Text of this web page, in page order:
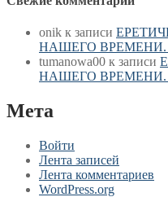
onik к записи
НАШЕГО
tumanowa00 к записи
НАШЕГО
Мета
Войти
Лента записей
Лента комментариев
WordPress.org